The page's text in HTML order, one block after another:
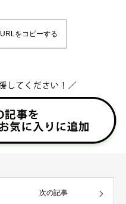
をコピーする
次の記事